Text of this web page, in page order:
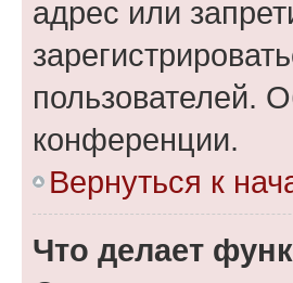
адрес или
пользователей.
конференции.
Вернуться к
Что делает